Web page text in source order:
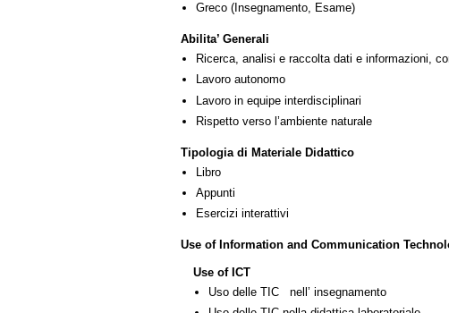
Greco (Insegnamento, Esame)
Abilita’ Generali
Ricerca, analisi e raccolta dati e informazioni,
Lavoro autonomo
Lavoro in equipe interdisciplinari
Rispetto verso l’ambiente naturale
Tipologia di Materiale Didattico
Libro
Appunti
Esercizi interattivi
Use of Information and Communication
Use of ICT
Uso delle TIC nell’ insegnamento